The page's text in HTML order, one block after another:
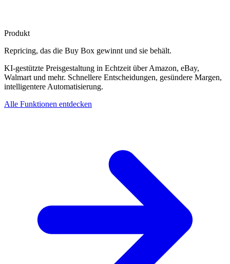
Produkt
Repricing, das die Buy Box gewinnt und sie behält.
KI-gestützte Preisgestaltung in Echtzeit über Amazon, eBay,
Walmart und mehr. Schnellere Entscheidungen, gesündere Margen,
intelligentere Automatisierung.
Alle Funktionen entdecken